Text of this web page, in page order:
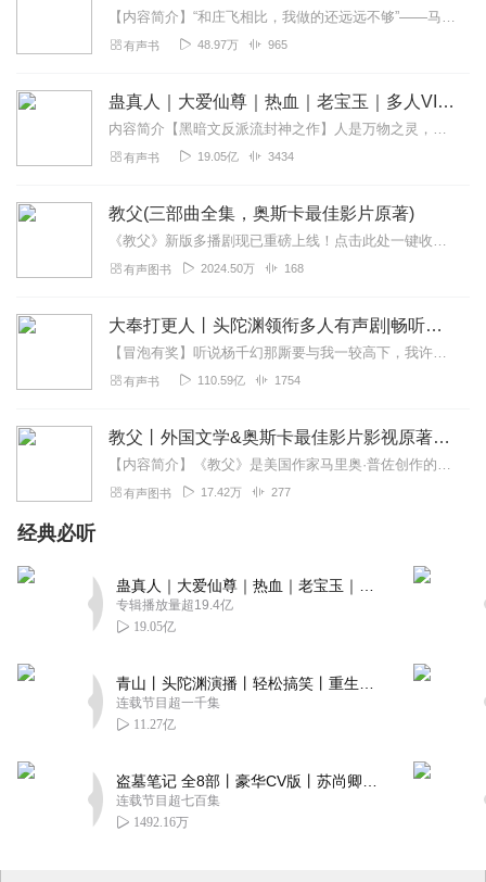
【内容简介】“和庄飞相比，我做的还远远不够”——马刺主教练波波维奇“我是nba最成功的主教练？不，还有庄飞”——湖人主教练菲尔杰克逊“如果能在庄的麾下打球，我愿...
有声书 48.97万 965
蛊真人｜大爱仙尊｜热血｜老宝玉｜多人VIP免费有声剧
内容简介【黑暗文反派流封神之作】人是万物之灵，蛊是天地真精。一个穿越者不断重生的故事。一个养蛊、炼蛊、用蛊的奇特世界。配音组（男角色）老宝玉旁白...
有声书 19.05亿 3434
教父(三部曲全集，奥斯卡最佳影片原著)
《教父》新版多播剧现已重磅上线！点击此处一键收听【社群福利】2024熊猫君听书社群全新升级，欢迎熊猫君的粉丝听友们入群交流，更多新鲜玩法和福利活动等你哟！添加熊...
有声图书 2024.50万 168
大奉打更人丨头陀渊领衔多人有声剧|畅听全集|王鹤棣、田曦薇主演影视剧原著|卖报小郎君
【冒泡有奖】听说杨千幻那厮要与我一较高下，我许七安要开始装叉了！快进入声音播放页戳下方输入框，冒个泡偷偷告诉我，我要用哪些诗词才能胜过他？说得好的，有赏！202...
有声书 110.59亿 1754
教父丨外国文学&奥斯卡最佳影片影视原著丨畅销爆款
【内容简介】《教父》是美国作家马里奥·普佐创作的长篇小说，1969年首次出版。该小说主要描写了1945年至1955年之间，意大利移民科利奥尼家族在困境中的挣扎和...
有声图书 17.42万 277
经典必听
专辑播放量超19.4亿
19.05亿
连载节目超一千集
11.27亿
连载节目超七百集
1492.16万